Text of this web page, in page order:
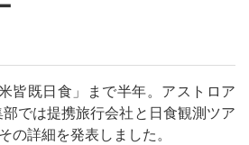
皆既日食」まで半年。アストロア
では提携旅行会社と日食観測ツア
の詳細を発表しました。